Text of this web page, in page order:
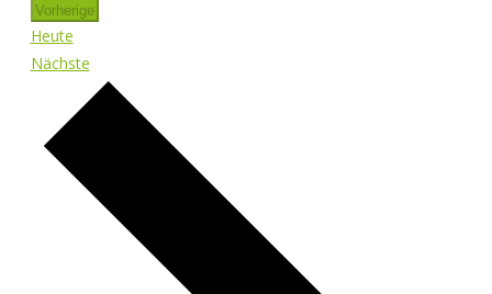
VorherigeVeranstaltungen
Heute
NächsteVeranstaltungen